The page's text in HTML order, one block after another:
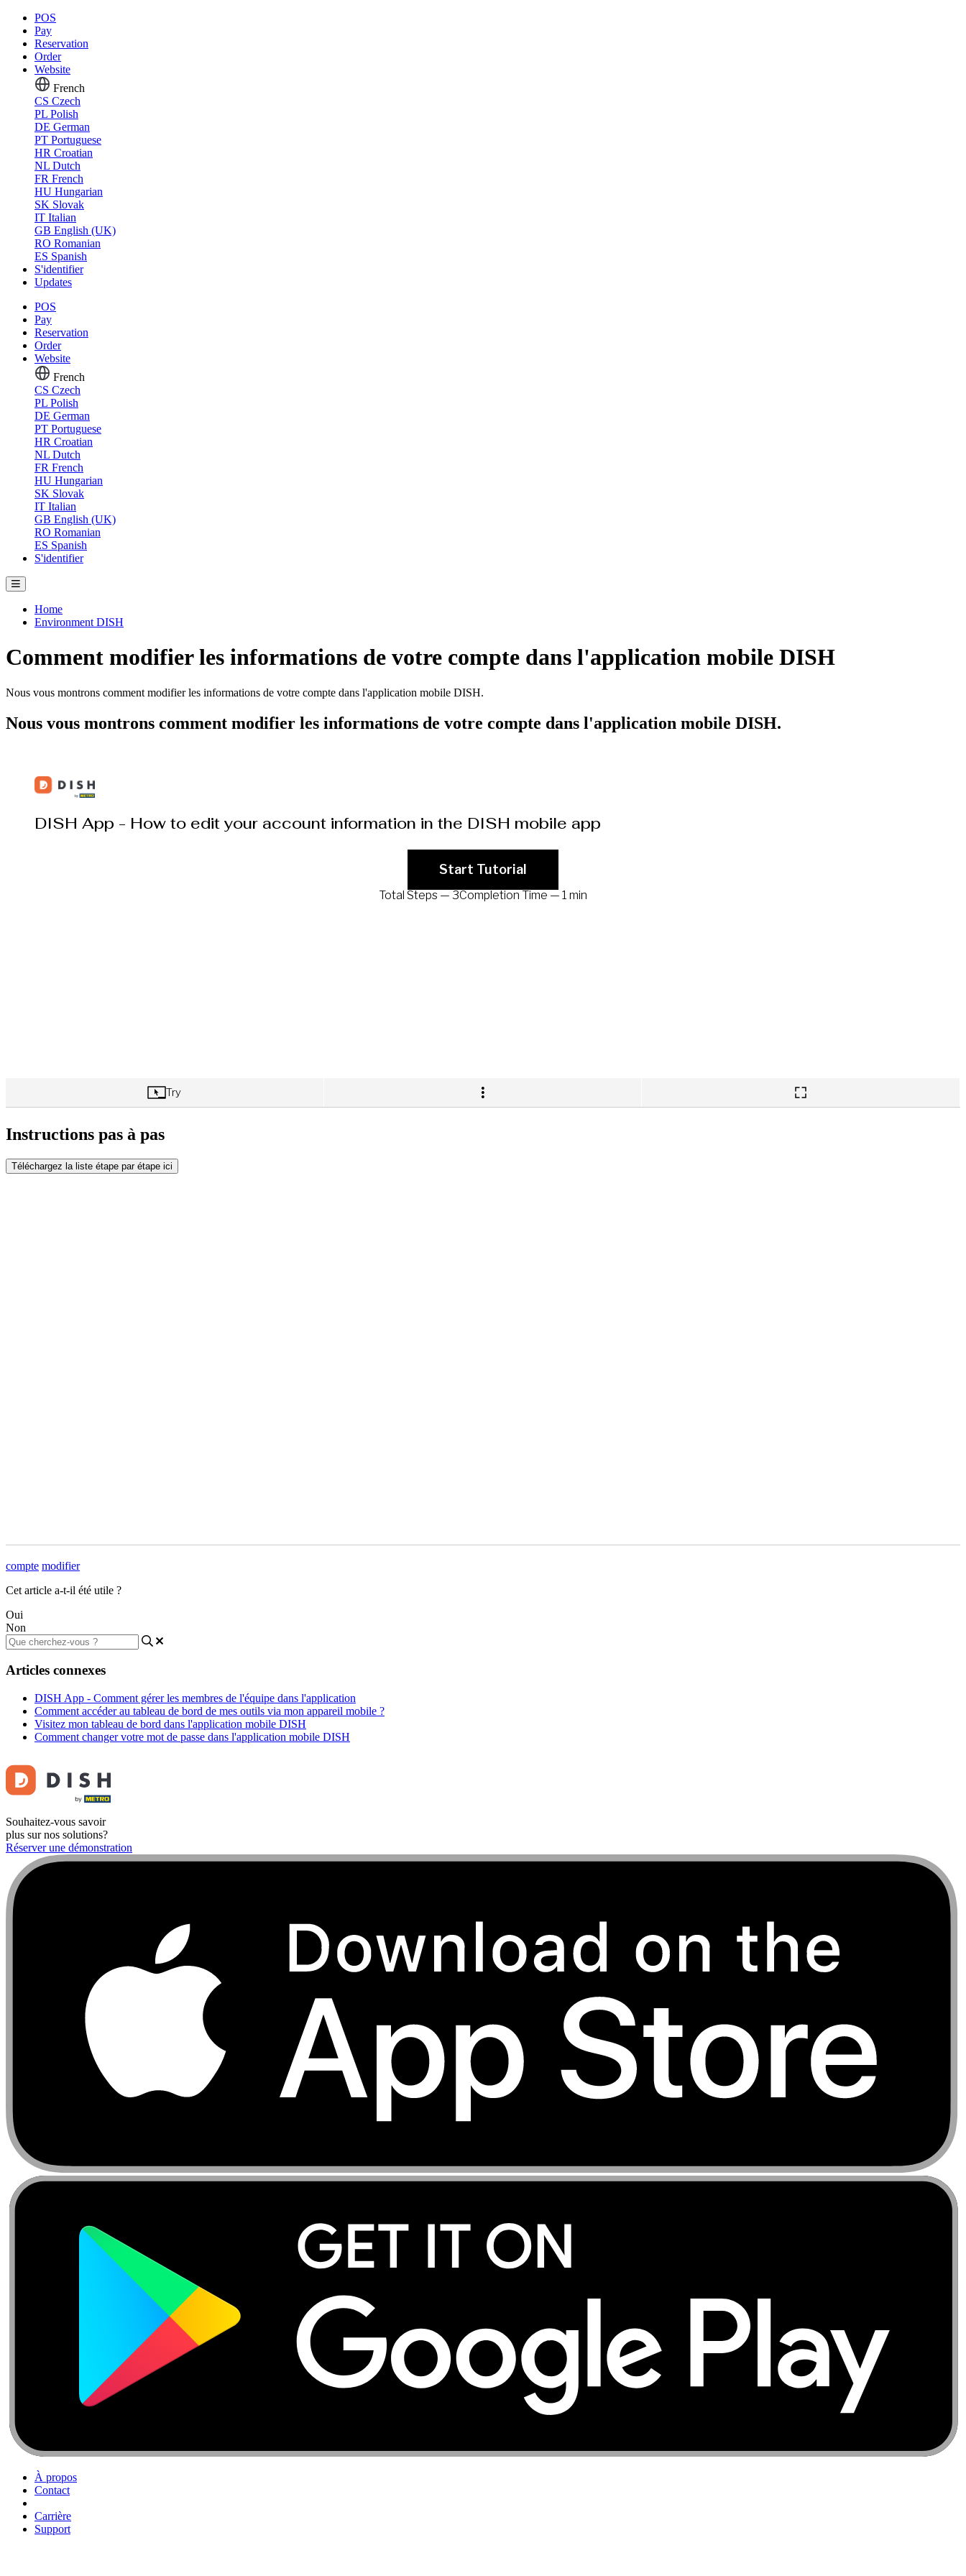
POS
Pay
Reservation
Order
Website
French
CS Czech
PL Polish
DE German
PT Portuguese
HR Croatian
NL Dutch
FR French
HU Hungarian
SK Slovak
IT Italian
GB English (UK)
RO Romanian
ES Spanish
S'identifier
Updates
POS
Pay
Reservation
Order
Website
French
CS Czech
PL Polish
DE German
PT Portuguese
HR Croatian
NL Dutch
FR French
HU Hungarian
SK Slovak
IT Italian
GB English (UK)
RO Romanian
ES Spanish
S'identifier
Home
Environment DISH
Comment modifier les informations de votre compte dans l'application mobile DISH
Nous vous montrons comment modifier les informations de votre compte dans l'application mobile DISH.
Nous vous montrons comment modifier les informations de votre compte dans l'application mobile DISH.
Instructions pas à pas
Téléchargez la liste étape par étape ici
compte modifier
Cet article a-t-il été utile ?
Oui
Non
Articles connexes
DISH App - Comment gérer les membres de l'équipe dans l'application
Comment accéder au tableau de bord de mes outils via mon appareil mobile ?
Visitez mon tableau de bord dans l'application mobile DISH
Comment changer votre mot de passe dans l'application mobile DISH
Souhaitez-vous savoir
plus sur nos solutions?
Réserver une démonstration
À propos
Contact
Carrière
Support